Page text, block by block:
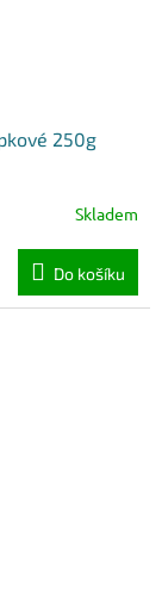
250g
Skladem
Do košíku